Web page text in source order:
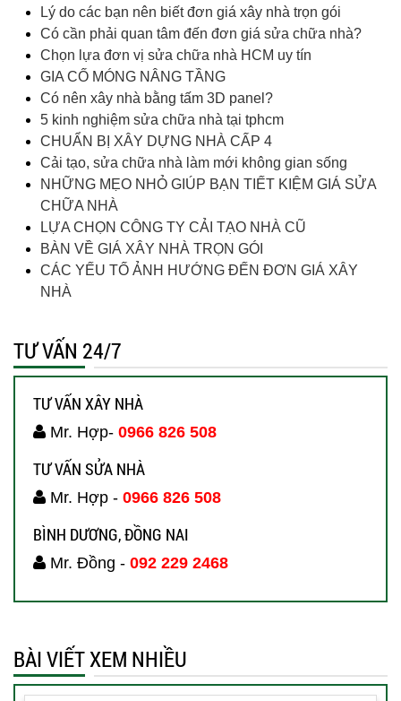
Lý do các bạn nên biết đơn giá xây nhà trọn gói
Có cần phải quan tâm đến đơn giá sửa chữa nhà?
Chọn lựa đơn vị sửa chữa nhà HCM uy tín
GIA CỐ MÓNG NÂNG TẦNG
Có nên xây nhà bằng tấm 3D panel?
5 kinh nghiệm sửa chữa nhà tại tphcm
CHUẨN BỊ XÂY DỰNG NHÀ CẤP 4
Cải tạo, sửa chữa nhà làm mới không gian sống
NHỮNG MẸO NHỎ GIÚP BẠN TIẾT KIỆM GIÁ SỬA
CHỮA NHÀ
LỰA CHỌN CÔNG TY CẢI TẠO NHÀ CŨ
BÀN VỀ GIÁ XÂY NHÀ TRỌN GÓI
CÁC YẾU TỐ ẢNH HƯỚNG ĐẾN ĐƠN GIÁ XÂY
NHÀ
TƯ VẤN 24/7
TƯ VẤN XÂY NHÀ
Mr. Hợp- 0966 826 508
TƯ VẤN SỬA NHÀ
Mr. Hợp - 0966 826 508
BÌNH DƯƠNG, ĐỒNG NAI
Mr. Đồng - 092 229 2468
BÀI VIẾT XEM NHIỀU